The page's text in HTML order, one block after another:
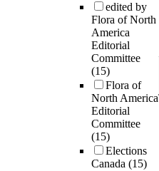
edited by
Flora of North
America
Editorial
Committee
(15)
Flora of
North America
Editorial
Committee
(15)
Elections
Canada (15)